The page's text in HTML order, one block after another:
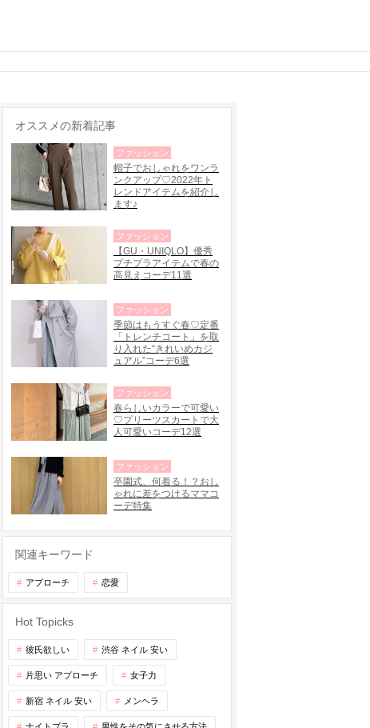
オススメの新着記事
帽子でおしゃれをワンラ
ンクアップ♡2022年ト
レンドアイテムを紹介し
ます♪
ファッション
【GU・UNIQLO】優秀
プチプラアイテムで春の
高見えコーデ11選
ファッション
季節はもうすぐ春♡定番
「トレンチコート」を取
り入れた“きれいめカジ
ュアル”コーデ6選
ファッション
春らしいカラーで可愛い
♡プリーツスカートで大
人可愛いコーデ12選
ファッション
卒園式、何着る！？おし
ゃれに差をつけるママコ
ーデ特集
ファッション
関連キーワード
アプローチ 恋愛
Hot Topicks
彼氏欲しい 渋谷 ネイル 安い
片思い アプローチ 女子力
新宿 ネイル 安い メンヘラ